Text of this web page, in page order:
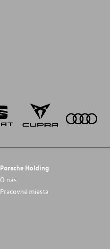
Porsche Holding
O nás
Pracovné miesta